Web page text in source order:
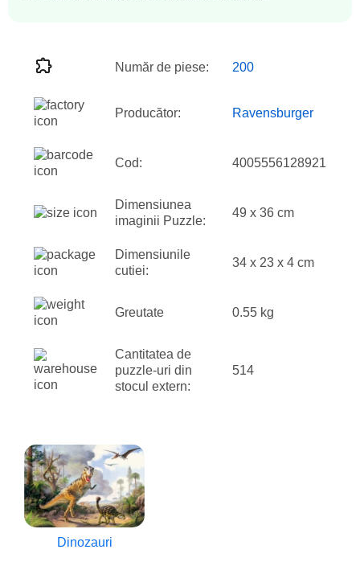
Număr de piese: 200
Producător: Ravensburger
Cod: 4005556128921
Dimensiunea
imaginii Puzzle:
49 x 36 cm
Dimensiunile
cutiei:
34 x 23 x 4 cm
Greutate 0.55 kg
Cantitatea de
puzzle-uri din
stocul extern:
514
Dinozauri